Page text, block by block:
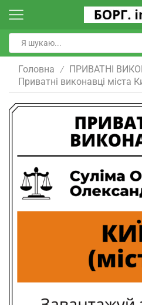
Головна / ПРИВАТНІ
Приватні виконавці міста